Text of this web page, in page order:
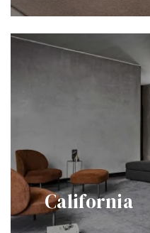
California